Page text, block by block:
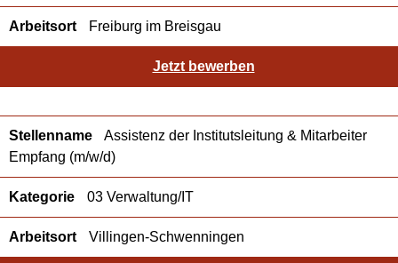
Freiburg im Breisgau
Jetzt bewerben
Assistenz der Institutsleitung & Mitarbeiter
Empfang (m/w/d)
03 Verwaltung/IT
Villingen-Schwenningen